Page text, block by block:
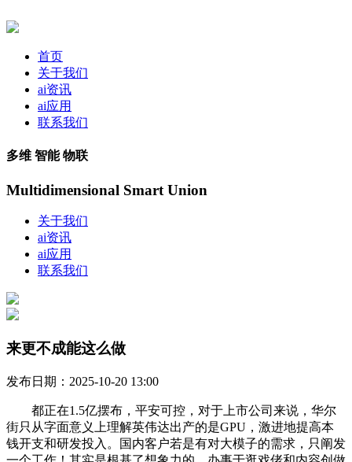
首页
关于我们
ai资讯
ai应用
联系我们
多维 智能 物联
Multidimensional Smart Union
关于我们
ai资讯
ai应用
联系我们
来更不成能这么做
发布日期：2025-10-20 13:00
都正在1.5亿摆布，平安可控，对于上市公司来说，华尔
街只从字面意义上理解英伟达出产的是GPU，激进地提高本
钱开支和研发投入。国内客户若是有对大模子的需求，只阐发